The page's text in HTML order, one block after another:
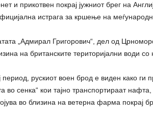
и прикотвен покрај јужниот брег на
истрага за кршење на
„Адмирал Григорович“, дел од
на британските територијални води со
период, рускиот воен брод е виден како ги
во сенка“ кои тајно транспортираат
во близина на ветерна фарма покрај